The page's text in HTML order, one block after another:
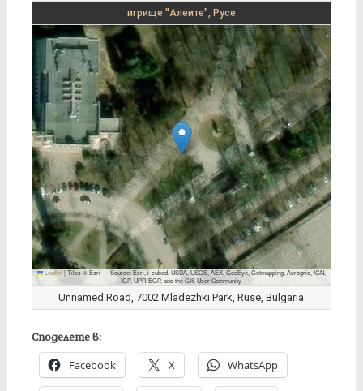
игрище "Алеите", Русе
Leaflet |Tiles © Esri — Source: Esri, i-cubed, USDA, USGS, AEX, GeoEye, Getmapping, Aerogrid, IGN,
IGP, UPR-EGP, and the GIS User Community
Unnamed Road, 7002 Mladezhki Park, Ruse, Bulgaria
Споделете в:
Facebook X WhatsApp